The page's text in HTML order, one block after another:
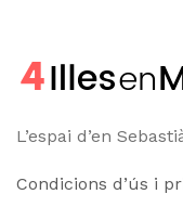
L’espai d’en
Condicions d’ús i